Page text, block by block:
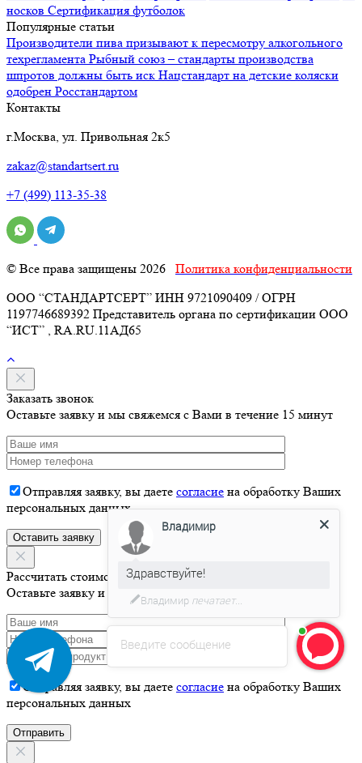
носков Сертификация футболок
Популярные статьи
Производители пива призывают к пересмотру алкогольного
техрегламента Рыбный союз – стандарты производства
шпротов должны быть иск Нацстандарт на детские коляски
одобрен Росстандартом
Контакты
г.Москва, ул. Привольная 2к5
zakaz@standartsert.ru
+7 (499) 113-35-38
© Все права защищены 2026 Политика конфиденциальности
ООО “СТАНДАРТСЕРТ” ИНН 9721090409 / ОГРН
1197746689392 Представитель органа по сертификации ООО
“ИСТ” , RA.RU.11АД65
Заказать звонок
Оставьте заявку и мы свяжемся с Вами в течение 15 минут
Отправляя заявку, вы даете согласие на обработку Ваших
персональных данных
Рассчитать стоимость
Оставьте заявку и мы свяжемся с Вами в течение 15 минут
Отправляя заявку, вы даете согласие на обработку Ваших
персональных данных
Введите сообщение
Владимир
Здравствуйте!